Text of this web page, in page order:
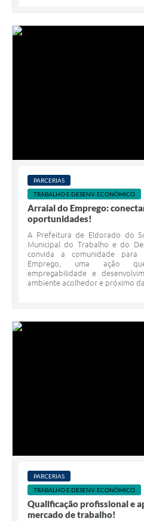
PARCERIAS
TRABALHO E DESENV. ECONÔMICO
Arraial do Emprego:
oportunidades!
A Prefeitura de Eldorado do
Municipal do Trabalho e do
convida a comunidade
Emprego, uma ação
empregabilidade e
ambiente acolhedor e próximo da
PARCERIAS
TRABALHO E DESENV. ECONÔMICO
Qualificação profissional e
mercado de trabalho!